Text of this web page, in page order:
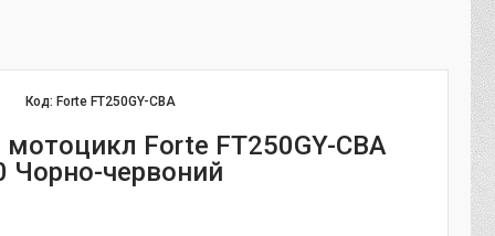
Код: Forte FT250GY-CBA
Forte FT250GY-CBA
Чорно-червоний